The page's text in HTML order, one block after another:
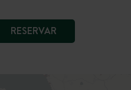
RESERVAR